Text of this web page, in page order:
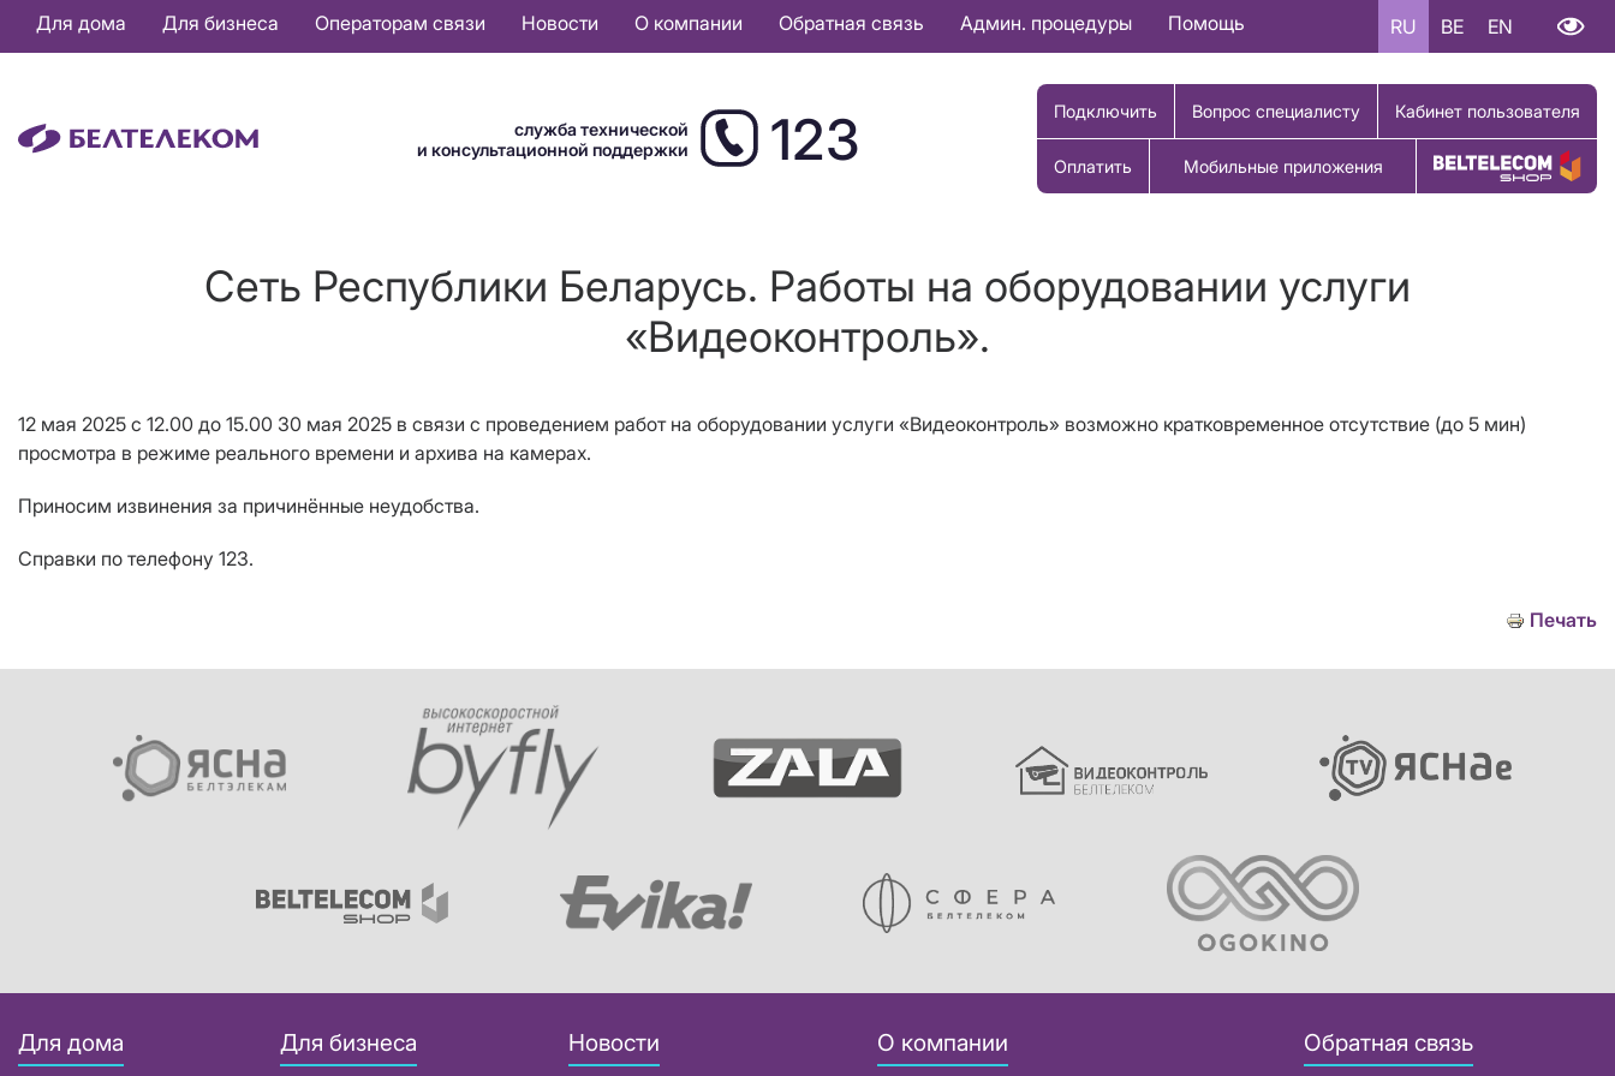
Основная
навигация
Для дома Для бизнеса Операторам связи Новости О компании Обратная связь Админ. процедуры Помощь RU BE EN
служба технической
и консультационной поддержки
123 Подключить Вопрос специалисту Кабинет пользователя
Оплатить Мобильные приложения Купить товар
Сеть Республики Беларусь. Работы на оборудовании услуги
«Видеоконтроль».
12 мая 2025 с 12.00 до 15.00 30 мая 2025 в связи с проведением работ на оборудовании услуги «Видеоконтроль» возможно кратковременное отсутствие (до 5 мин)
просмотра в режиме реального времени и архива на камерах.
Приносим извинения за причинённые неудобства.
Справки по телефону 123.
Печать
Для дома Для бизнеса Новости О компании Обратная связь